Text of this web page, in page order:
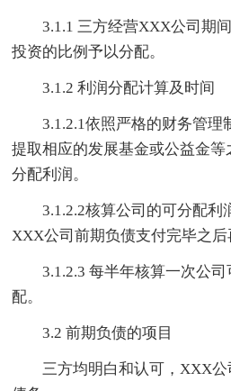
3.1.1 三方经营XXX公司期间
投资的比例予以分配。
3.1.2 利润分配计算及时间
3.1.2.1依照严格的财务管理
提取相应的发展基金或公益金
分配利润。
3.1.2.2核算公司的可分配利
XXX公司前期负债支付完毕之后
3.1.2.3 每半年核算一次公司
配。
3.2 前期负债的项目
三方均明白和认可，XXX公